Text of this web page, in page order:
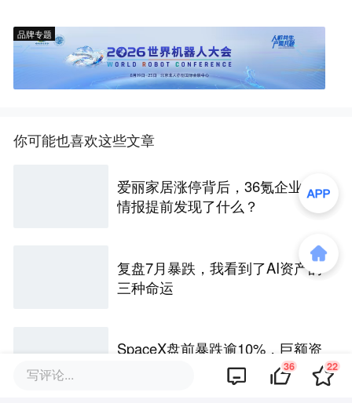
品牌专题
你可能也喜欢这些文章
爱丽家居涨停背后，36氪企业全
情报提前发现了什么？
复盘7月暴跌，我看到了AI资产的
三种命运
SpaceX盘前暴跌逾10%，巨额资
本开支令华尔街不安，股票抛
写评论... 36 22